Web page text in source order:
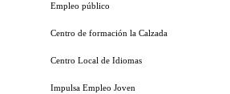
Empleo público
Centro de formación la Calzada
Centro Local de Idiomas
Impulsa Empleo Joven